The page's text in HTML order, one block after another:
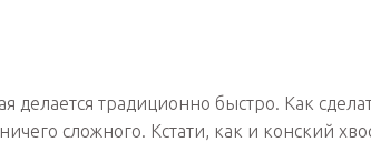
делается традиционно быстро. Как
сложного. Кстати, как и конский